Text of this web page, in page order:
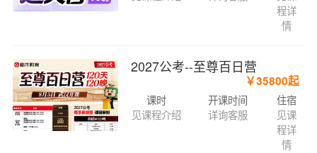
程详
情
2027公考--至尊百日营
￥35800起
课时
见课程介绍
开课时间
详询客服
住宿
见课
程详
情